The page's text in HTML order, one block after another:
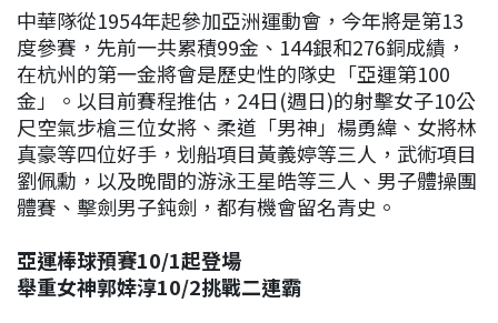
中華隊從1954年起參加亞洲運動會，今年將是第13
度參賽，先前一共累積99金、144銀和276銅成績，
在杭州的第一金將會是歷史性的隊史「亞運第100
金」。以目前賽程推估，24日(週日)的射擊女子10公
尺空氣步槍三位女將、柔道「男神」楊勇緯、女將林
真豪等四位好手，划船項目黃義婷等三人，武術項目
劉佩勳，以及晚間的游泳王星皓等三人、男子體操團
體賽、擊劍男子鈍劍，都有機會留名青史。
亞運棒球預賽10/1起登場
舉重女神郭婞淳10/2挑戰二連霸